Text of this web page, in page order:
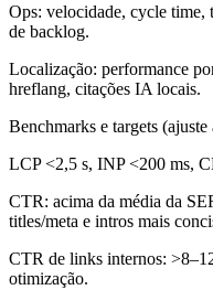
Ops: velocidade, cycle time,
de backlog.
Localização: performance
hreflang, citações IA locais.
Benchmarks e targets (ajuste
LCP <2,5 s, INP <200 ms,
CTR: acima da média da
titles/meta e intros mais
CTR de links internos:
otimização.